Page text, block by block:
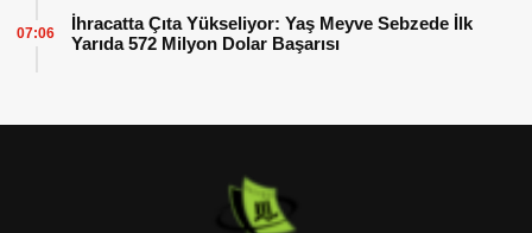
İhracatta Çıta Yükseliyor: Yaş Meyve Sebzede İlk
Yarıda 572 Milyon Dolar Başarısı
07:06